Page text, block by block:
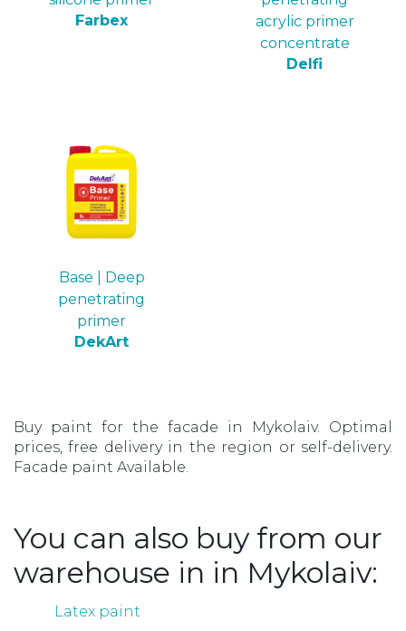
Farbex
acrylic primer
concentrate
Delfi
Base | Deep
penetrating
primer
DekArt
Buy paint for the facade in Mykolaiv. Optimal
prices, free delivery in the region or self-delivery.
Facade paint Available.
You can also buy from our
warehouse in in Mykolaiv:
Latex paint